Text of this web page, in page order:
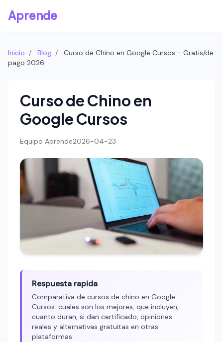
Aprende
Inicio / Blog /
Curso de Chino en Google Cursos - Gratis/de
pago 2026
Curso de Chino en
Google Cursos
Equipo Aprende2026-04-23
Respuesta rapida
Comparativa de cursos de chino en Google
Cursos: cuales son los mejores, que incluyen,
cuanto duran, si dan certificado, opiniones
reales y alternativas gratuitas en otras
plataformas.